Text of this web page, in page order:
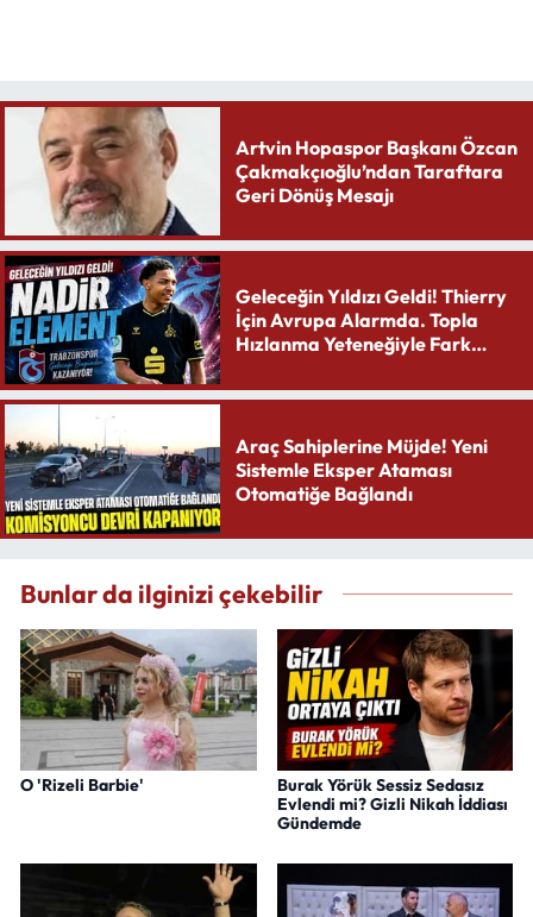
Artvin Hopaspor Başkanı Özcan
Çakmakçıoğlu’ndan Taraftara
Geri Dönüş Mesajı
Geleceğin Yıldızı Geldi! Thierry
İçin Avrupa Alarmda. Topla
Hızlanma Yeteneğiyle Fark
Araç Sahiplerine Müjde! Yeni
Sistemle Eksper Ataması
Otomatiğe Bağlandı
Bunlar da ilginizi çekebilir
O 'Rizeli Barbie'
Burak Yörük Sessiz Sedasız
Evlendi mi? Gizli Nikah İddiası
Gündemde